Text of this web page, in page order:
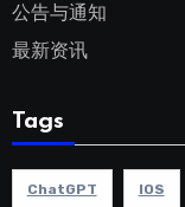
公告与通知
最新资讯
Tags
ChatGPT IOS